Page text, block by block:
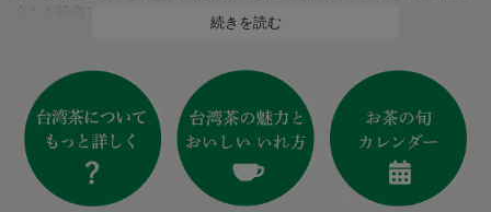
続きを読む
ひと口含めば、立ち昇る香りの清らかさと、軽やかに広がる甘みが印
魅力です。今年ならではの味わいを、ぜひじっくりご堪能ください。